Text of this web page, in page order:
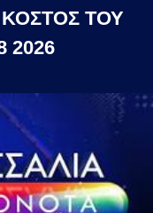
ΤΟΥ
2026